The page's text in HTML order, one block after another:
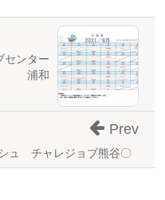
センター
浦和
ュ チャレジョブ熊谷〇
Prev